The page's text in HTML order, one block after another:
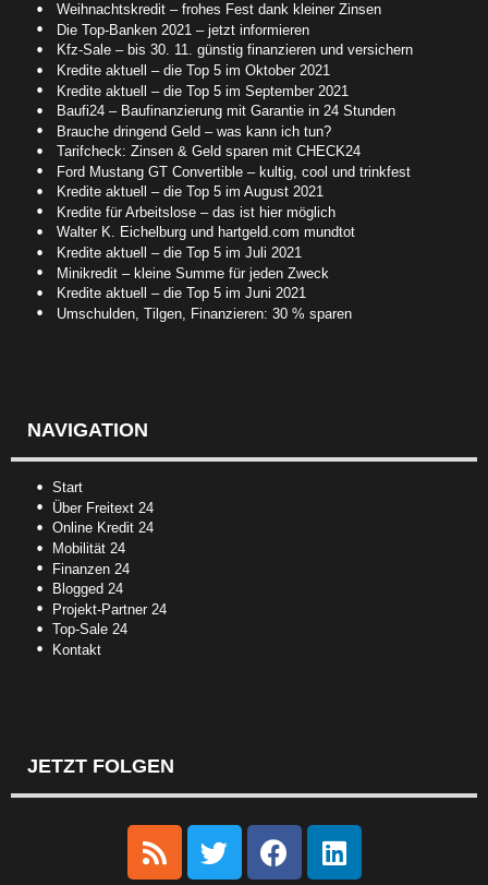
Weihnachtskredit – frohes Fest dank kleiner Zinsen
Die Top-Banken 2021 – jetzt informieren
Kfz-Sale – bis 30. 11. günstig finanzieren und versichern
Kredite aktuell – die Top 5 im Oktober 2021
Kredite aktuell – die Top 5 im September 2021
Baufi24 – Baufinanzierung mit Garantie in 24 Stunden
Brauche dringend Geld – was kann ich tun?
Tarifcheck: Zinsen & Geld sparen mit CHECK24
Ford Mustang GT Convertible – kultig, cool und trinkfest
Kredite aktuell – die Top 5 im August 2021
Kredite für Arbeitslose – das ist hier möglich
Walter K. Eichelburg und hartgeld.com mundtot
Kredite aktuell – die Top 5 im Juli 2021
Minikredit – kleine Summe für jeden Zweck
Kredite aktuell – die Top 5 im Juni 2021
Umschulden, Tilgen, Finanzieren: 30 % sparen
NAVIGATION
Start
Über Freitext 24
Online Kredit 24
Mobilität 24
Finanzen 24
Blogged 24
Projekt-Partner 24
Top-Sale 24
Kontakt
JETZT FOLGEN